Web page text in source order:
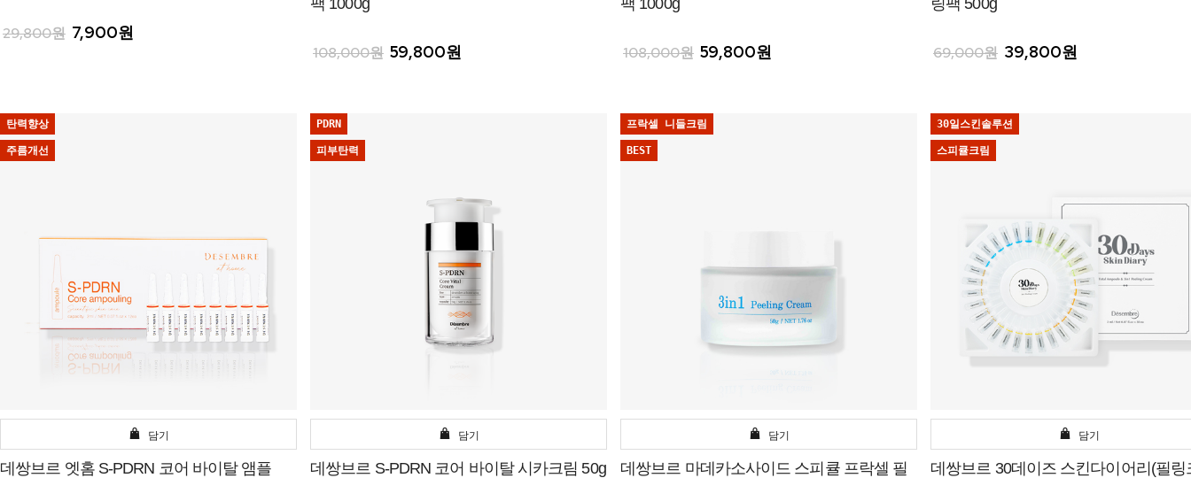
29,800원 7,900원
팩 1000g
108,000원 59,800원
팩 1000g
108,000원 59,800원
링팩 500g
69,000원 39,800원
탄력향상
주름개선
담기
데쌍브르 엣홈 S-PDRN 코어 바이탈 앰플
PDRN
피부탄력
담기
데쌍브르 S-PDRN 코어 바이탈 시카크림 50g
프락셀 니들크림
BEST
담기
데쌍브르 마데카소사이드 스피큘 프락셀 필
30일스킨솔루션
스피큘크림
담기
데쌍브르 30데이즈 스킨다이어리(필링